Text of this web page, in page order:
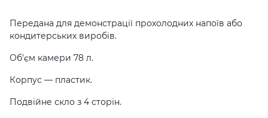
Передана для демонстрації прохолодних напоїв або
кондитерських виробів.
Об'єм камери 78 л.
Корпус — пластик.
Подвійне скло з 4 сторін.